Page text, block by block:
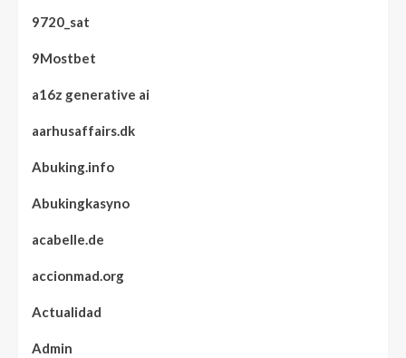
9720_sat
9Mostbet
a16z generative ai
aarhusaffairs.dk
Abuking.info
Abukingkasyno
acabelle.de
accionmad.org
Actualidad
Admin